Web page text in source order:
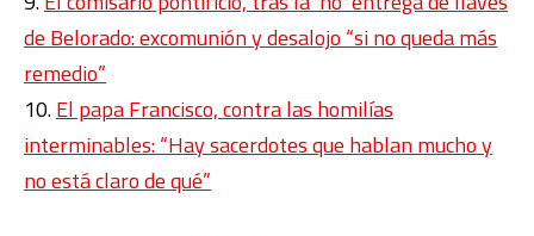
de Belorado: excomunión y desalojo “si no queda más
remedio”
El papa Francisco, contra las homilías
interminables: “Hay sacerdotes que hablan mucho y
no está claro de qué”